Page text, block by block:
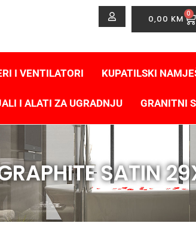
0,00 KM 0
I VENTILATORI KUPATILSKI
I ALATI ZA UGRADNJU GRANITNI
SATIN